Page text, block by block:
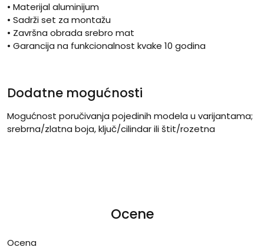
• Materijal aluminijum
• Sadrži set za montažu
• Završna obrada srebro mat
• Garancija na funkcionalnost kvake 10 godina
Dodatne mogućnosti
Mogućnost poručivanja pojedinih modela u varijantama;
srebrna/zlatna boja, ključ/cilindar ili štit/rozetna
Ocene
Ocena